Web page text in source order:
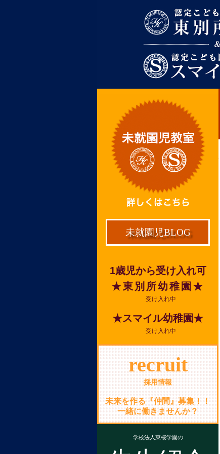
未就園児BLOG
1歳児から受け入れ可
★東別所幼稚園★
受け入れ中
★スマイル幼稚園★
受け入れ中
recruit
採用情報
未来を作る『仲間』募集！！
一緒に働きませんか？
学校法人東桜学園の